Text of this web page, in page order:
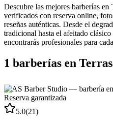
Descubre las mejores barberías en
verificados con reserva online,
reseñas auténticas. Desde el
tradicional hasta el afeitado
encontrarás profesionales para
1 barberías en
Reserva garantizada
5.0(21)